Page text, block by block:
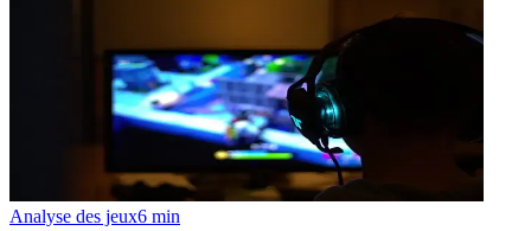
Analyse des jeux6 min